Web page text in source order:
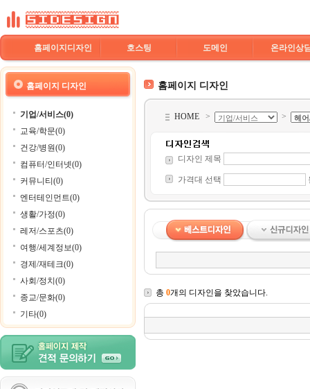
홈페이지디자인 호스팅 도메인 온라인상
홈페이지 디자인
기업/서비스(0)
교육/학문(0)
건강/병원(0)
컴퓨터/인터넷(0)
커뮤니티(0)
엔터테인먼트(0)
생활/가정(0)
레저/스포츠(0)
여행/세계정보(0)
경제/재테크(0)
사회/정치(0)
종교/문화(0)
기타(0)
홈페이지 디자인
HOME > >
디자인 제목
가격대 선택
총 0개의 디자인을 찾았습니다.